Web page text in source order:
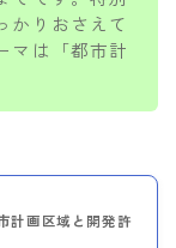
かりおさえて
マは「都市計
計画区域と開発許